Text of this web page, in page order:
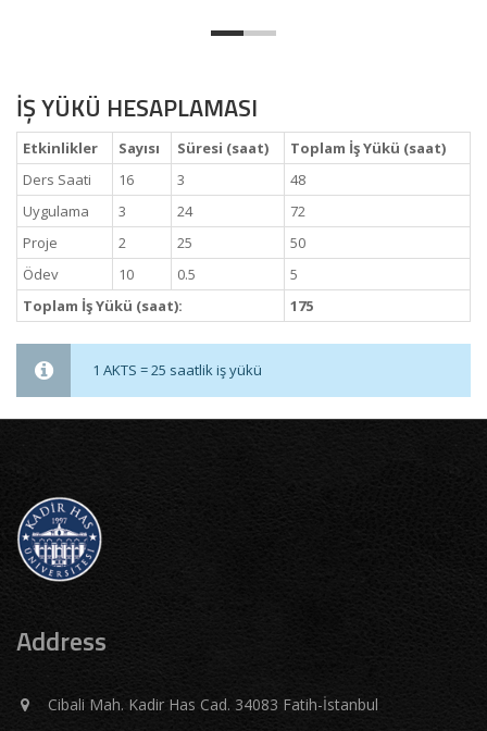
İŞ YÜKÜ HESAPLAMASI
Etkinlikler Sayısı Süresi (saat)
Toplam İş Yükü (saat)
Ders Saati
16 3
48
Uygulama
3 24
72
Proje
2 25
50
Ödev
10 0.5
5
Toplam İş Yükü (saat):
175
1 AKTS = 25 saatlik iş yükü
Address
Cibali Mah. Kadir Has Cad. 34083 Fatih-İstanbul